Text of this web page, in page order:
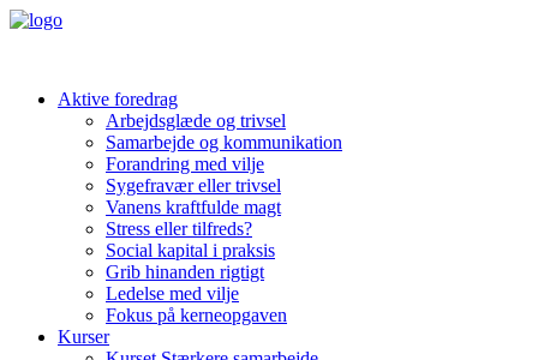
Aktive foredrag
Arbejdsglæde og trivsel
Samarbejde og kommunikation
Forandring med vilje
Sygefravær eller trivsel
Vanens kraftfulde magt
Stress eller tilfreds?
Social kapital i praksis
Grib hinanden rigtigt
Ledelse med vilje
Fokus på kerneopgaven
Kurser